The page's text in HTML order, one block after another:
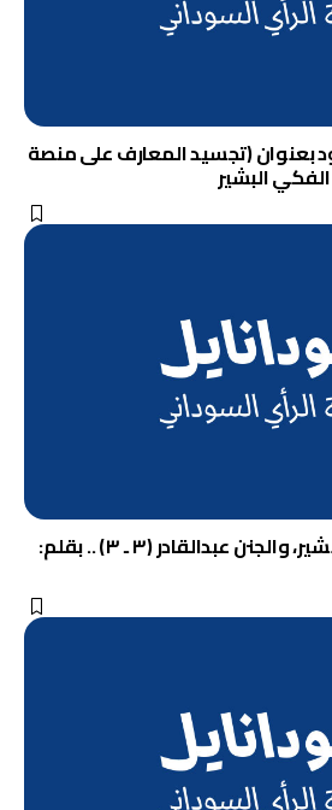
بعنوان (تجسيد المعارف على منصة
الفكي البشير
بلة الغائب، المشير والبشير، والجنن عبدالقادر (٣ ـ ٣) .. بقلم: